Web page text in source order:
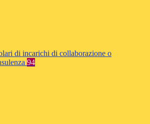
di incarichi di collaborazione o
94